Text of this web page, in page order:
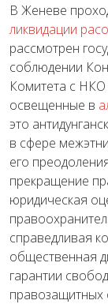
В Женеве
ликвидации
рассмотрен
соблюдении
Комитета с
освещенные в
это
в сфере
его
прекращение
юридическая
справедливая
общественная
гарантии
правозащитных